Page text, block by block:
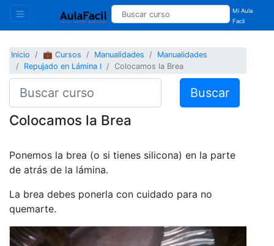
Mi Aula
Facil
Inicio 💼 Cursos Manualidades
Manualidades
Repujado en Lámina I
Colocamos la Brea
Buscar
Colocamos la Brea
Ponemos la brea (o si tienes silicona) en la parte
de atrás de la lámina.
La brea debes ponerla con cuidado para no
quemarte.